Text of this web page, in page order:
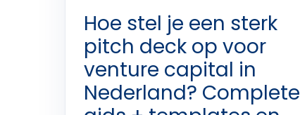
Hoe stel je een sterk
pitch deck op voor
venture capital in
Nederland? Complete